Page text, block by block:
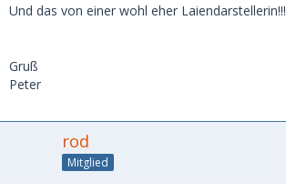
Und das von einer wohl eher Laiendarstellerin!!!
Gruß
Peter
rod
Mitglied